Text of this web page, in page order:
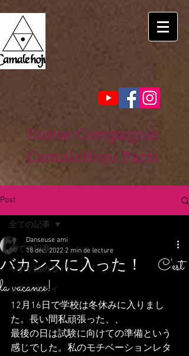
Danse Compagnie
CamaleHoju Paris
Post
全ての記事
今すぐ始める
コミュニティ
全ての記事
バカンスに入った！ C'est
la vacance!
Danseuse ami
18 déc. 2022 2 min de lecture
12月16日で学校は冬休みに入りまし
た。長い間私頑張った、、
最後の日は試験に向けての準備という
感じでした。私のモチベーションレタ